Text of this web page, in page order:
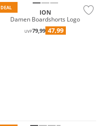
DEAL
ION
Damen Boardshorts Logo
UVP79,99 47,99